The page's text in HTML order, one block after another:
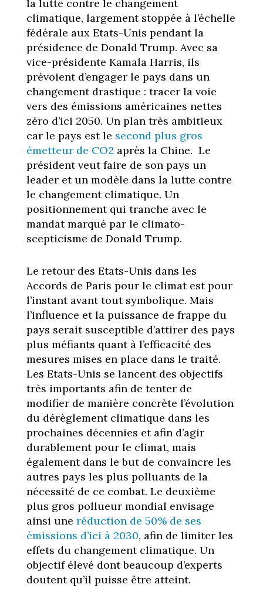
la lutte contre le changement
climatique, largement stoppée à l’échelle
fédérale aux Etats-Unis pendant la
présidence de Donald Trump. Avec sa
vice-présidente Kamala Harris, ils
prévoient d’engager le pays dans un
changement drastique : tracer la voie
vers des émissions américaines nettes
zéro d’ici 2050. Un plan très ambitieux
car le pays est le second plus gros
émetteur de CO2 après la Chine. Le
président veut faire de son pays un
leader et un modèle dans la lutte contre
le changement climatique. Un
positionnement qui tranche avec le
mandat marqué par le climato-
scepticisme de Donald Trump.
Le retour des Etats-Unis dans les
Accords de Paris pour le climat est pour
l’instant avant tout symbolique. Mais
l’influence et la puissance de frappe du
pays serait susceptible d’attirer des pays
plus méfiants quant à l’efficacité des
mesures mises en place dans le traité.
Les Etats-Unis se lancent des objectifs
très importants afin de tenter de
modifier de manière concrète l’évolution
du dérèglement climatique dans les
prochaines décennies et afin d’agir
durablement pour le climat, mais
également dans le but de convaincre les
autres pays les plus polluants de la
nécessité de ce combat. Le deuxième
plus gros pollueur mondial envisage
ainsi une réduction de 50% de ses
émissions d’ici à 2030, afin de limiter les
effets du changement climatique. Un
objectif élevé dont beaucoup d’experts
doutent qu’il puisse être atteint.